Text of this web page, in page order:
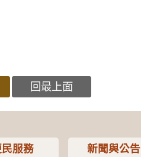
回最上面
服務 新聞與公告